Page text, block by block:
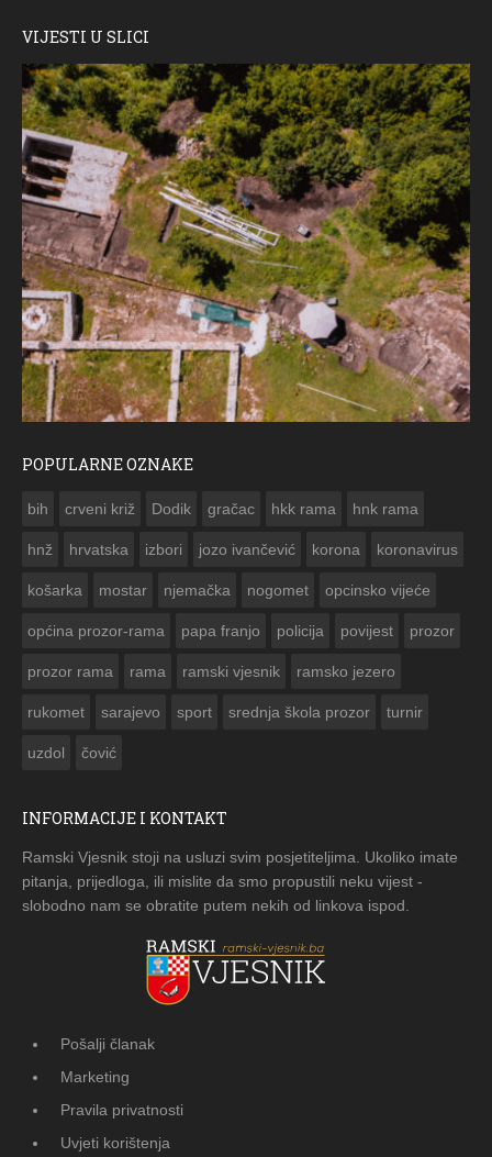
VIJESTI U SLICI
POPULARNE OZNAKE
bih crveni križ Dodik gračac hkk rama hnk rama
hnž hrvatska izbori jozo ivančević korona koronavirus
košarka mostar njemačka nogomet opcinsko vijeće
općina prozor-rama papa franjo policija povijest prozor
prozor rama rama ramski vjesnik ramsko jezero
rukomet sarajevo sport srednja škola prozor turnir
uzdol čović
INFORMACIJE I KONTAKT
Ramski Vjesnik stoji na usluzi svim posjetiteljima. Ukoliko imate
pitanja, prijedloga, ili mislite da smo propustili neku vijest -
slobodno nam se obratite putem nekih od linkova ispod.
Pošalji članak
Marketing
Pravila privatnosti
Uvjeti korištenja